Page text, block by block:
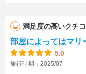
満足度の高いクチコ
部屋によってはマリ
5.0
旅行時期：2025/07